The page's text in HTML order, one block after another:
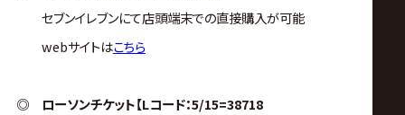
セブンイレブンにて店頭端末での直接購入が可能
webサイトはこちら
◎ ローソンチケット【Lコード：5/15=38718